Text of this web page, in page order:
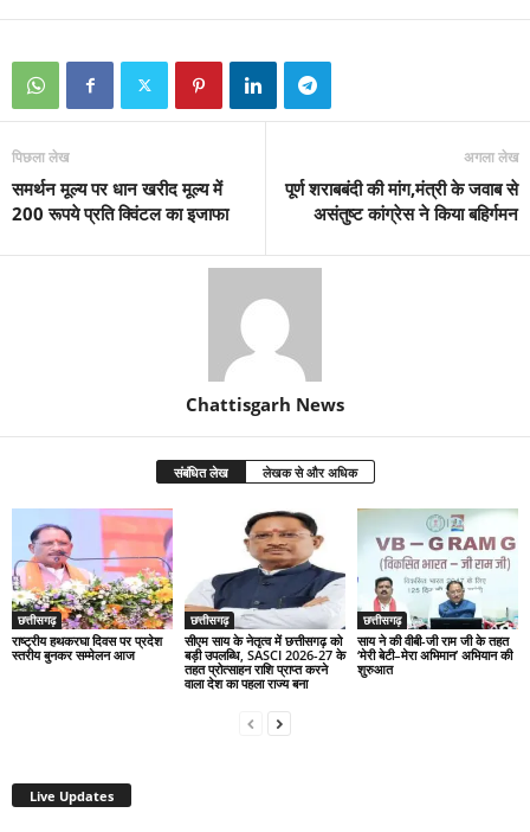
पिछला लेख
समर्थन मूल्य पर धान खरीद मूल्य में
200 रूपये प्रति क्विंटल का इजाफा
अगला लेख
पूर्ण शराबबंदी की मांग,मंत्री के जवाब से
असंतुष्ट कांग्रेस ने किया बहिर्गमन
Chattisgarh News
संबंधित लेख लेखक से और अधिक
छत्तीसगढ़
राष्ट्रीय हथकरघा दिवस पर प्रदेश
स्तरीय बुनकर सम्मेलन आज
छत्तीसगढ़
सीएम साय के नेतृत्व में छत्तीसगढ़ को
बड़ी उपलब्धि, SASCI 2026-27 के
तहत प्रोत्साहन राशि प्राप्त करने
वाला देश का पहला राज्य बना
छत्तीसगढ़
साय ने की वीबी-जी राम जी के तहत
‘मेरी बेटी–मेरा अभिमान’ अभियान की
शुरुआत
Live Updates